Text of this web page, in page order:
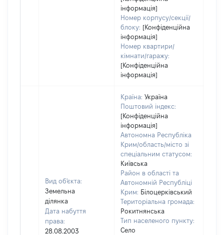
інформація]
Номер корпусу/секції/
блоку: [Конфіденційна
інформація]
Номер квартири/
кімнати/гаражу:
[Конфіденційна
інформація]
Вид об'єкта:
Земельна
ділянка
Дата набуття
права:
28.08.2003
Країна: Україна
Поштовий індекс:
[Конфіденційна
інформація]
Автономна Республіка
Крим/область/місто зі
спеціальним статусом:
Київська
Район в області та
Автономній Республіці
Крим: Білоцерківський
Територіальна громада:
Рокитнянська
Тип населеного пункту:
Село